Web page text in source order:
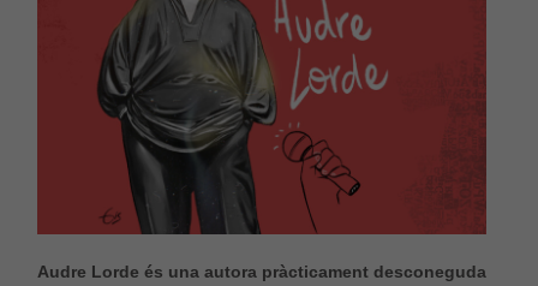
Audre Lorde és una autora pràcticament desconeguda